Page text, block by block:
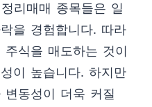
리매매 종목들은 일
을 경험합니다. 따라
식을 매도하는 것이
이 높습니다. 하지만
동성이 더욱 커질